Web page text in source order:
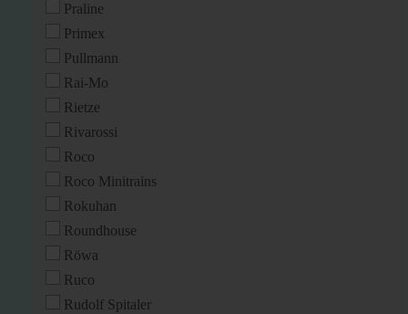
Praline
Primex
Pullmann
Rai-Mo
Rietze
Rivarossi
Roco
Roco Minitrains
Rokuhan
Roundhouse
Röwa
Ruco
Rudolf Spitaler